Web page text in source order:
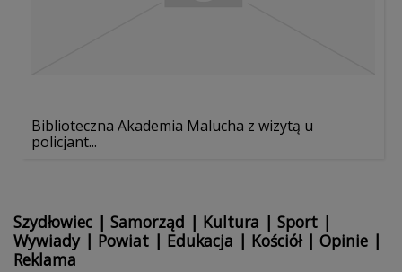
Biblioteczna Akademia Malucha z wizytą u
policjant...
Szydłowiec | Samorząd | Kultura | Sport |
Wywiady| Powiat | Edukacja | Kościół| Opinie |
Reklama